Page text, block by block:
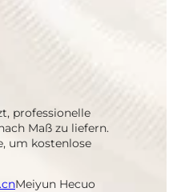
professionelle
Maß zu liefern.
um kostenlose
Meiyun Hecuo